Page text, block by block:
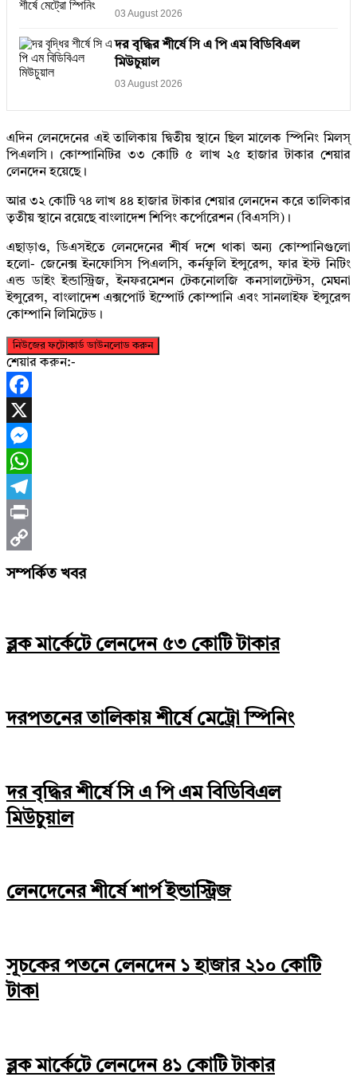
03 August 2026
দর বৃদ্ধির শীর্ষে সি এ পি এম বিডিবিএল
মিউচুয়াল
03 August 2026
এদিন লেনদেনের এই তালিকায় দ্বিতীয় স্থানে ছিল মালেক স্পিনিং মিলস্‌
পিএলসি। কোম্পানিটির ৩৩ কোটি ৫ লাখ ২৫ হাজার টাকার শেয়ার
লেনদেন হয়েছে।
আর ৩২ কোটি ৭৪ লাখ ৪৪ হাজার টাকার শেয়ার লেনদেন করে তালিকার
তৃতীয় স্থানে রয়েছে বাংলাদেশ শিপিং কর্পোরেশন (বিএসসি)।
এছাড়াও, ডিএসইতে লেনদেনের শীর্ষ দশে থাকা অন্য কোম্পানিগুলো
হলো- জেনেক্স ইনফোসিস পিএলসি, কর্নফুলি ইন্সুরেন্স, ফার ইস্ট নিটিং
এন্ড ডাইং ইন্ডাস্ট্রিজ, ইনফরমেশন টেকনোলজি কনসালটেন্টস, মেঘনা
ইন্সুরেন্স, বাংলাদেশ এক্সপোর্ট ইম্পোর্ট কোম্পানি এবং সানলাইফ ইন্সুরেন্স
কোম্পানি লিমিটেড।
নিউজের ফটোকার্ড ডাউনলোড করুন
শেয়ার করুন:-
Facebook
X
Messenger
WhatsApp
Telegram
Print
Copy
সম্পর্কিত খবর
ব্লক মার্কেটে লেনদেন ৫৩ কোটি টাকার
দরপতনের তালিকায় শীর্ষে মেট্রো স্পিনিং
দর বৃদ্ধির শীর্ষে সি এ পি এম বিডিবিএল
মিউচুয়াল
লেনদেনের শীর্ষে শার্প ইন্ডাস্ট্রিজ
সূচকের পতনে লেনদেন ১ হাজার ২১০ কোটি
টাকা
ব্লক মার্কেটে লেনদেন ৪১ কোটি টাকার